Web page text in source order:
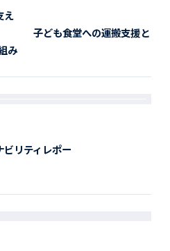
え
への運搬支援と
み
リティレポー